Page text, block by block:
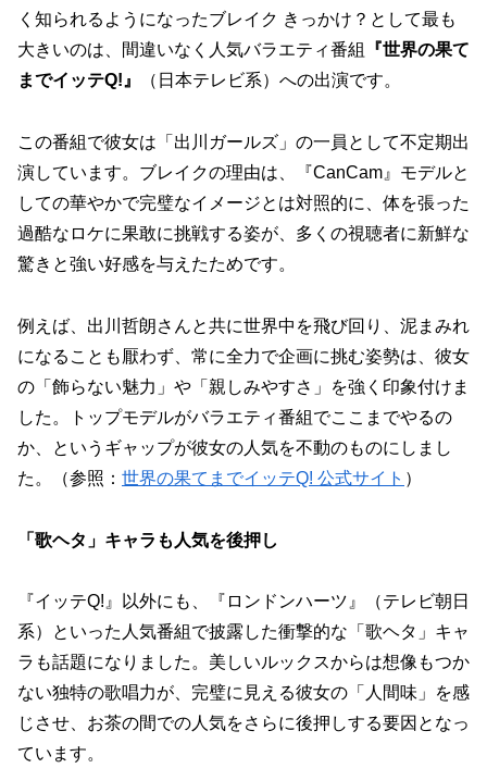
く知られるようになったブレイク きっかけ？として最も
大きいのは、間違いなく人気バラエティ番組
『世界の果て
までイッテQ!』
（日本テレビ系）への出演です。
この番組で彼女は「出川ガールズ」の一員として不定期出
演しています。ブレイクの理由は、
『CanCam』モデルと
しての華やかで完璧なイメージとは対照的に、体を張った
過酷なロケに果敢に挑戦する姿が、多くの視聴者に新鮮な
驚きと強い好感を与えたためです。
例えば、出川哲朗さんと共に世界中を飛び回り、泥まみれ
になることも厭わず、常に全力で企画に挑む姿勢は、彼女
の「飾らない魅力」や「親しみやすさ」を強く印象付けま
した。トップモデルがバラエティ番組でここまでやるの
か、というギャップが彼女の人気を不動のものにしまし
た。（参照： 世界の果てまでイッテQ! 公式サイト ）
「歌ヘタ」キャラも人気を後押し
『イッテQ!』以外にも、『ロンドンハーツ』（テレビ朝日
系）といった人気番組で披露した衝撃的な「歌ヘタ」キャ
ラも話題になりました。美しいルックスからは想像もつか
ない独特の歌唱力が、完璧に見える彼女の「人間味」を感
じさせ、お茶の間での人気をさらに後押しする要因となっ
ています。